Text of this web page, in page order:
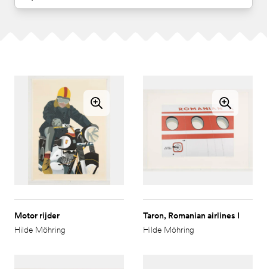
Motor rijder
Hilde Möhring
Taron, Romanian airlines I
Hilde Möhring